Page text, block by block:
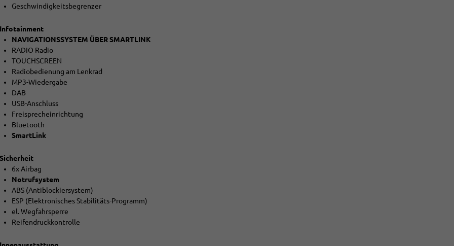
Geschwindigkeitsbegrenzer
Infotainment
NAVIGATIONSSYSTEM ÜBER SMARTLINK
RADIO Radio
TOUCHSCREEN
Radiobedienung am Lenkrad
MP3-Wiedergabe
DAB
USB-Anschluss
Freisprecheinrichtung
Bluetooth
SmartLink
Sicherheit
6x Airbag
Notrufsystem
ABS (Antiblockiersystem)
ESP (Elektronisches Stabilitäts-Programm)
el. Wegfahrsperre
Reifendruckkontrolle